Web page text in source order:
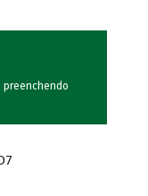
preenchendo